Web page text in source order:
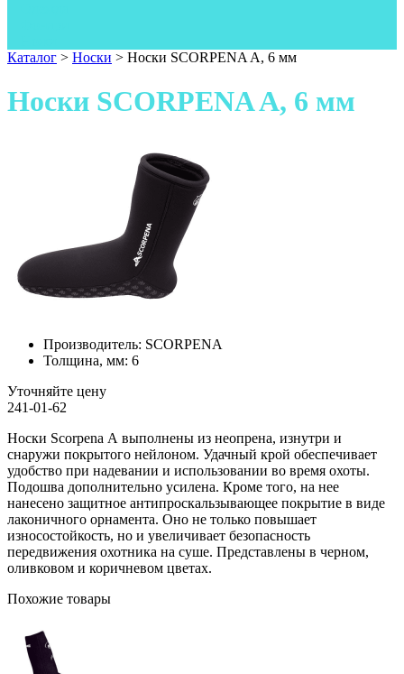
Каталог > Носки > Носки SCORPENA A, 6 мм
Носки SCORPENA A, 6 мм
Производитель: SCORPENA
Толщина, мм: 6
Уточняйте цену
241-01-62
Носки Scorpena А выполнены из неопрена, изнутри и
снаружи покрытого нейлоном. Удачный крой обеспечивает
удобство при надевании и использовании во время охоты.
Подошва дополнительно усилена. Кроме того, на нее
нанесено защитное антипроскальзывающее покрытие в виде
лаконичного орнамента. Оно не только повышает
износостойкость, но и увеличивает безопасность
передвижения охотника на суше. Представлены в черном,
оливковом и коричневом цветах.
Похожие товары